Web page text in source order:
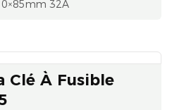
32A
Clé À Fusible